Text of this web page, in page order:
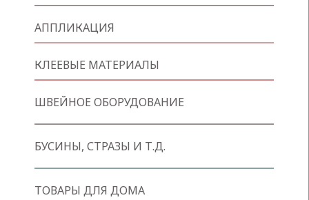
АППЛИКАЦИЯ
КЛЕЕВЫЕ МАТЕРИАЛЫ
ШВЕЙНОЕ ОБОРУДОВАНИЕ
БУСИНЫ, СТРАЗЫ И Т.Д.
ТОВАРЫ ДЛЯ ДОМА